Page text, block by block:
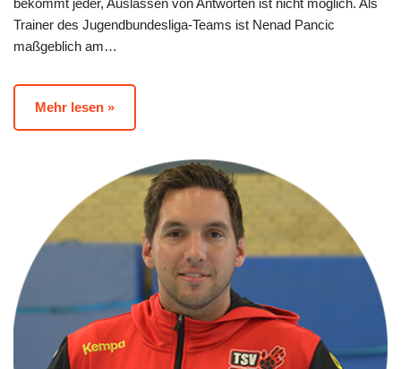
bekommt jeder, Auslassen von Antworten ist nicht möglich. Als
Trainer des Jugendbundesliga-Teams ist Nenad Pancic
maßgeblich am…
Mehr lesen »